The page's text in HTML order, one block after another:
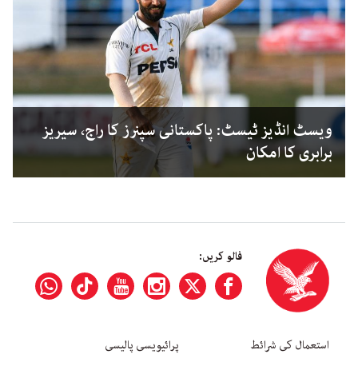
ویسٹ انڈیز ٹیسٹ: پاکستانی سپنرز کا راج، سیریز
برابری کا امکان
فالو کریں:
استعمال کی شرائط پرائیویسی پالیسی